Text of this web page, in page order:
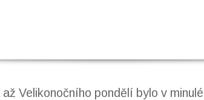
Velikonočního pondělí bylo v